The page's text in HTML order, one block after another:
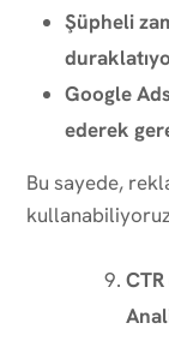
Şüpheli
Google
ederek
Bu sayede,